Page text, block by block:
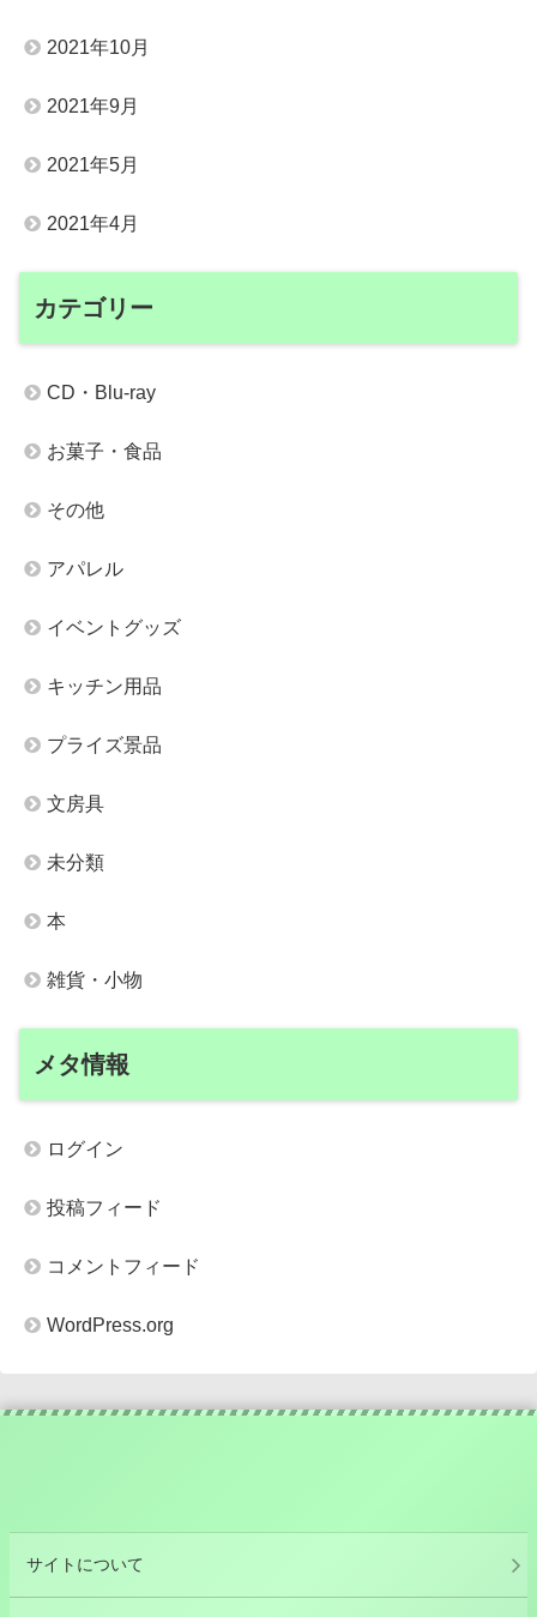
2021年10月
2021年9月
2021年5月
2021年4月
カテゴリー
CD・Blu-ray
お菓子・食品
その他
アパレル
イベントグッズ
キッチン用品
プライズ景品
文房具
未分類
本
雑貨・小物
メタ情報
ログイン
投稿フィード
コメントフィード
WordPress.org
サイトについて